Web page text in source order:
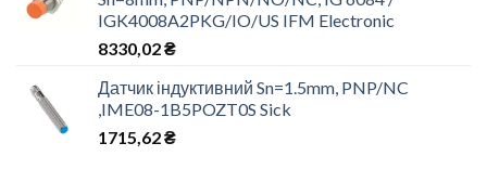
IGK4008A2PKG/IO/US IFM Electronic
8330,02₴
Датчик індуктивний Sn=1.5mm, PNP/NC
,IME08-1B5POZT0S Sick
1715,62₴